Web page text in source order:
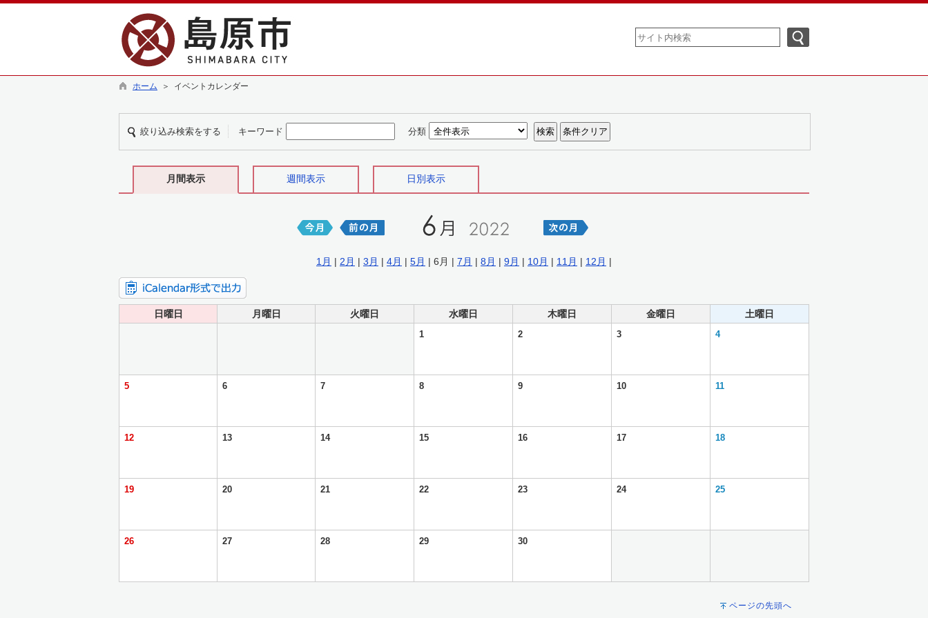
ホーム ＞ イベントカレンダー
絞り込み検索をする キーワード 分類
月間表示 週間表示 日別表示
1月 | 2月 | 3月 | 4月 | 5月 | 6月 | 7月 | 8月 | 9月 | 10月 | 11月 | 12月 |
日曜日 月曜日 火曜日 水曜日 木曜日 金曜日 土曜日
1 2 3 4
5 6 7 8 9 10 11
12 13 14 15 16 17 18
19 20 21 22 23 24 25
26 27 28 29 30
ページの先頭へ